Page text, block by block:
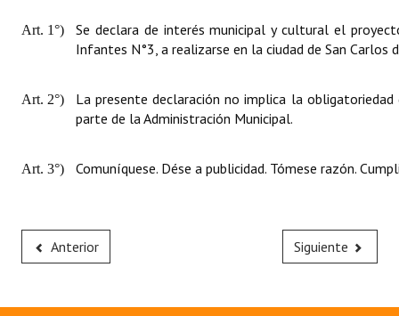
Art. 1°)
Se declara de interés municipal y cultural el
Infantes N°3, a realizarse en la ciudad de San Carlos
Art. 2°)
La presente declaración no implica la
parte de la Administración Municipal.
Art. 3°) Comuníquese. Dése a publicidad. Tómese razón.
Anterior Siguiente